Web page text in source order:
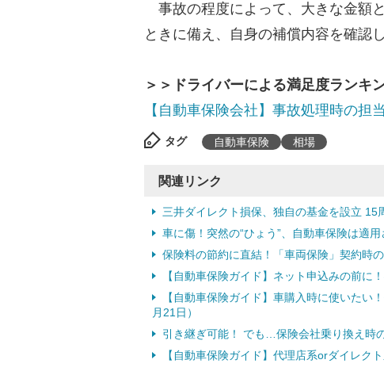
事故の程度によって、大きな金額
ときに備え、自身の補償内容を確認
＞＞ドライバーによる満足度ランキ
【自動車保険会社】事故処理時の担
タグ 自動車保険 相場
関連リンク
三井ダイレクト損保、独自の基金を設立 15
車に傷！突然の“ひょう”、自動車保険は適用
保険料の節約に直結！「車両保険」契約時
【自動車保険ガイド】ネット申込みの前に
【自動車保険ガイド】車購入時に使いたい
月21日）
引き継ぎ可能！ でも…保険会社乗り換え時
【自動車保険ガイド】代理店系orダイレク